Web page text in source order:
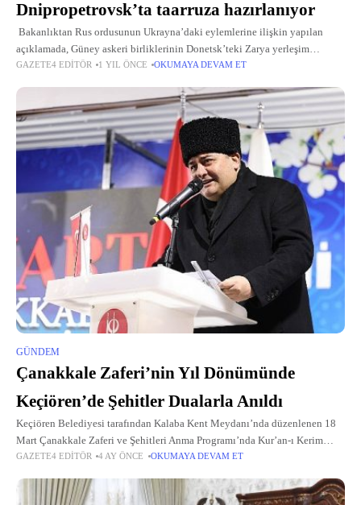
Dnipropetrovsk’ta taarruza hazırlanıyor
Bakanlıktan Rus ordusunun Ukrayna’daki eylemlerine ilişkin yapılan
açıklamada, Güney askeri birliklerinin Donetsk’teki Zarya yerleşim
birimini kontrol altına aldığı aktarıldı. Açıklamada, “Merkez kuvvetler
GAZETE4 EDITÖR 1 YIL ÖNCE OKUMAYA DEVAM ET
GÜNDEM
Çanakkale Zaferi’nin Yıl Dönümünde
Keçiören’de Şehitler Dualarla Anıldı
Keçiören Belediyesi tarafından Kalaba Kent Meydanı’nda düzenlenen 18
Mart Çanakkale Zaferi ve Şehitleri Anma Programı’nda Kur’an-ı Kerim
tilaveti ve dualarla şehitler anıldı; Gazi Mustafa Kemal Atatürk ile silah
GAZETE4 EDITÖR 4 AY ÖNCE OKUMAYA DEVAM ET